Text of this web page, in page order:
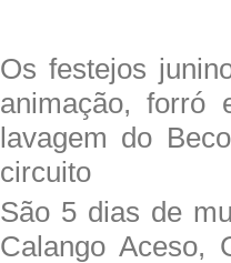
Os festejos
animação, forró
lavagem do
circuito
São 5 dias de
Calango Aceso,